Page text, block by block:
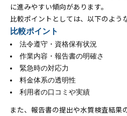
に進みやすい傾向があります。
比較ポイントとしては、以下のよう
比較ポイント
法令遵守・資格保有状況
作業内容・報告書の明確さ
緊急時の対応力
料金体系の透明性
利用者の口コミや実績
また、報告書の提出や水質検査結果